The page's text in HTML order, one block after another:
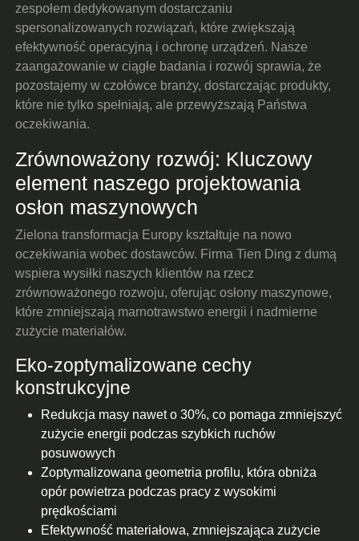
zespołem dedykowanym dostarczaniu
spersonalizowanych rozwiązań, które zwiększają
efektywność operacyjną i ochronę urządzeń. Nasze
zaangażowanie w ciągłe badania i rozwój sprawia, że
pozostajemy w czołówce branży, dostarczając produkty,
które nie tylko spełniają, ale przewyższają Państwa
oczekiwania.
Zrównoważony rozwój: Kluczowy
element naszego projektowania
osłon maszynowych
Zielona transformacja Europy kształtuje na nowo
oczekiwania wobec dostawców. Firma Tien Ding z dumą
wspiera wysiłki naszych klientów na rzecz
zrównoważonego rozwoju, oferując osłony maszynowe,
które zmniejszają marnotrawstwo energii i nadmierne
zużycie materiałów.
Eko-zoptymalizowane cechy
konstrukcyjne
Redukcja masy nawet o 30%, co pomaga zmniejszyć
zużycie energii podczas szybkich ruchów
posuwowych
Zoptymalizowana geometria profilu, która obniża
opór powietrza podczas pracy z wysokimi
prędkościami
Efektywność materiałowa, zmniejszająca zużycie